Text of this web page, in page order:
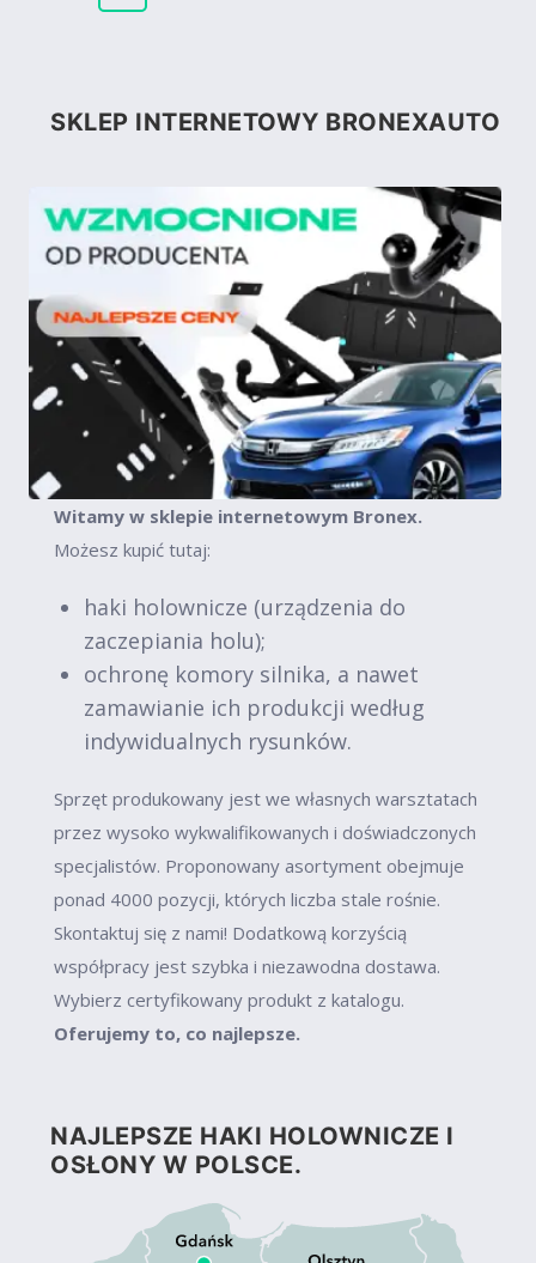
SKLEP INTERNETOWY BRONEXAUTO
Witamy w sklepie internetowym Bronex.
Możesz kupić tutaj:
haki holownicze (urządzenia do
zaczepiania holu);
ochronę komory silnika, a nawet
zamawianie ich produkcji według
indywidualnych rysunków.
Sprzęt produkowany jest we własnych warsztatach
przez wysoko wykwalifikowanych i doświadczonych
specjalistów. Proponowany asortyment obejmuje
ponad 4000 pozycji, których liczba stale rośnie.
Skontaktuj się z nami! Dodatkową korzyścią
współpracy jest szybka i niezawodna dostawa.
Wybierz certyfikowany produkt z katalogu.
Oferujemy to, co najlepsze.
NAJLEPSZE HAKI HOLOWNICZE I
OSŁONY W POLSCE.